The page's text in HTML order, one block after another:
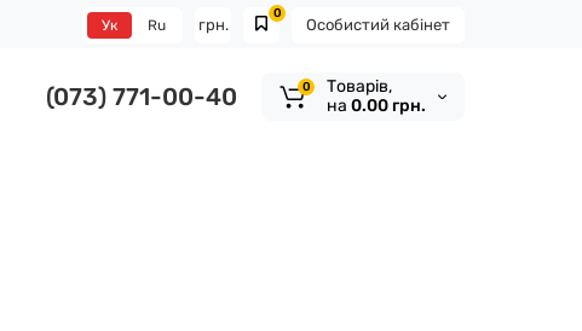
Особистий кабінет
0
грн.
Ук Ru
(073) 771-00-40 0
Tоварів,
на 0.00 грн.